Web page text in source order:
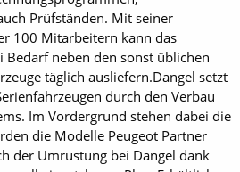
Prüfständen. Mit seiner
100 Mitarbeitern kann das
Bedarf neben den sonst üblichen
täglich ausliefern.Dangel setzt
durch den Verbau
Im Vordergrund stehen dabei die
die Modelle Peugeot Partner
der Umrüstung bei Dangel dank